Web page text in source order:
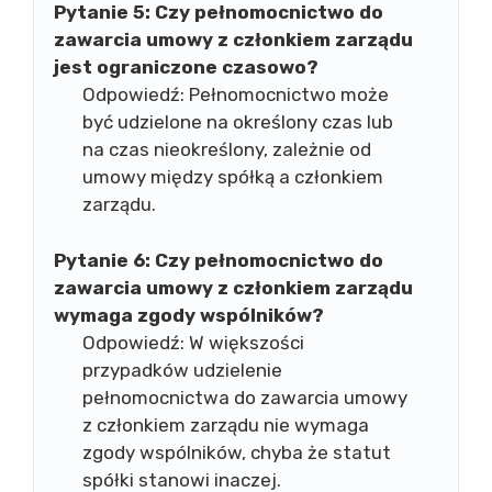
Pytanie 5: Czy pełnomocnictwo do
zawarcia umowy z członkiem zarządu
jest ograniczone czasowo?
Odpowiedź: Pełnomocnictwo może
być udzielone na określony czas lub
na czas nieokreślony, zależnie od
umowy między spółką a członkiem
zarządu.
Pytanie 6: Czy pełnomocnictwo do
zawarcia umowy z członkiem zarządu
wymaga zgody wspólników?
Odpowiedź: W większości
przypadków udzielenie
pełnomocnictwa do zawarcia umowy
z członkiem zarządu nie wymaga
zgody wspólników, chyba że statut
spółki stanowi inaczej.